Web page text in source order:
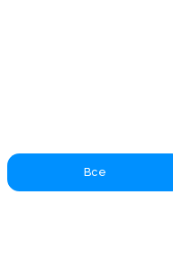
Все